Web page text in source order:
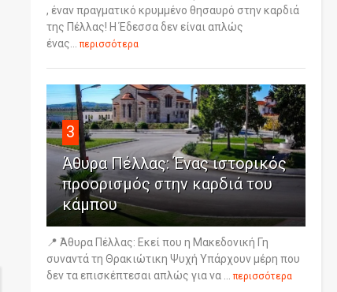
, έναν πραγματικό κρυμμένο θησαυρό στην καρδιά
της Πέλλας! Η Έδεσσα δεν είναι απλώς
ένας...
περισσότερα
3
Άθυρα Πέλλας: Ένας ιστορικός
προορισμός στην καρδιά του
κάμπου
📍 Άθυρα Πέλλας: Εκεί που η Μακεδονική Γη
συναντά τη Θρακιώτικη Ψυχή Υπάρχουν μέρη που
δεν τα επισκέπτεσαι απλώς για να ...
περισσότερα